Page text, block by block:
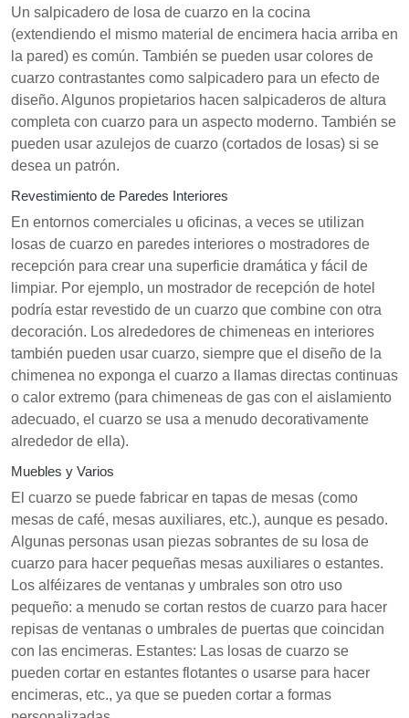
Un salpicadero de losa de cuarzo en la cocina
(extendiendo el mismo material de encimera hacia arriba en
la pared) es común. También se pueden usar colores de
cuarzo contrastantes como salpicadero para un efecto de
diseño. Algunos propietarios hacen salpicaderos de altura
completa con cuarzo para un aspecto moderno. También se
pueden usar azulejos de cuarzo (cortados de losas) si se
desea un patrón.
Revestimiento de Paredes Interiores
En entornos comerciales u oficinas, a veces se utilizan
losas de cuarzo en paredes interiores o mostradores de
recepción para crear una superficie dramática y fácil de
limpiar. Por ejemplo, un mostrador de recepción de hotel
podría estar revestido de un cuarzo que combine con otra
decoración. Los alrededores de chimeneas en interiores
también pueden usar cuarzo, siempre que el diseño de la
chimenea no exponga el cuarzo a llamas directas continuas
o calor extremo (para chimeneas de gas con el aislamiento
adecuado, el cuarzo se usa a menudo decorativamente
alrededor de ella).
Muebles y Varios
El cuarzo se puede fabricar en tapas de mesas (como
mesas de café, mesas auxiliares, etc.), aunque es pesado.
Algunas personas usan piezas sobrantes de su losa de
cuarzo para hacer pequeñas mesas auxiliares o estantes.
Los alféizares de ventanas y umbrales son otro uso
pequeño: a menudo se cortan restos de cuarzo para hacer
repisas de ventanas o umbrales de puertas que coincidan
con las encimeras. Estantes: Las losas de cuarzo se
pueden cortar en estantes flotantes o usarse para hacer
encimeras, etc., ya que se pueden cortar a formas